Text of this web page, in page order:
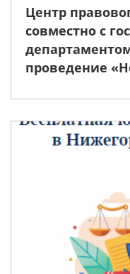
Центр
совместно с
проведение
семьи, любви